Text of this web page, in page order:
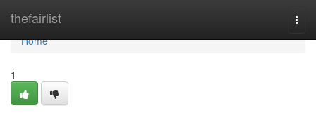
thefairlist
Home
Home
1